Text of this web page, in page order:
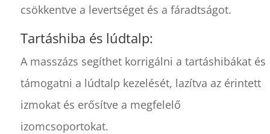
csökkentve a levertséget és a fáradtságot.
Tartáshiba és lúdtalp:
A masszázs segíthet korrigálni a tartáshibákat és
támogatni a lúdtalp kezelését, lazítva az érintett
izmokat és erősítve a megfelelő
izomcsoportokat.